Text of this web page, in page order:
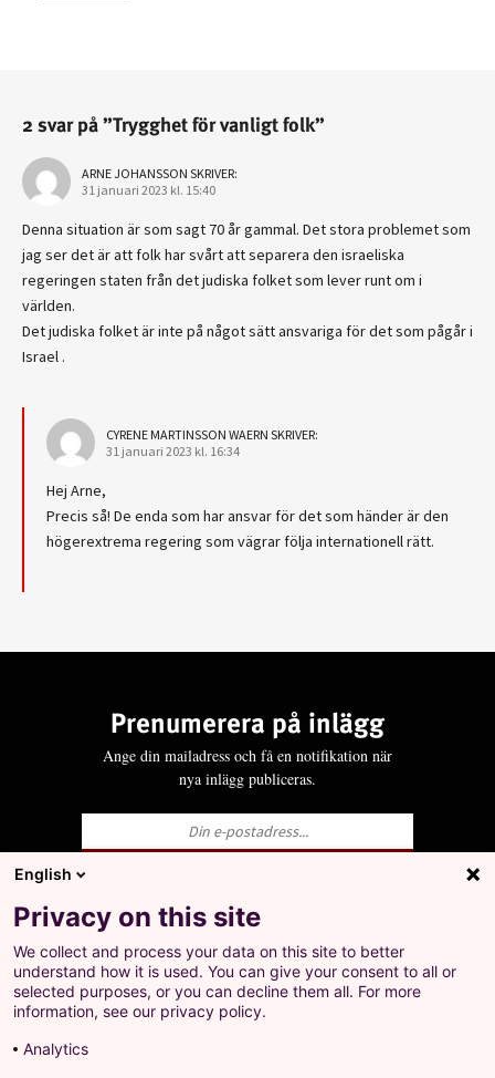
2 svar på ”Trygghet för vanligt folk”
ARNE JOHANSSON SKRIVER:
31 januari 2023 kl. 15:40
Denna situation är som sagt 70 år gammal. Det stora problemet som
jag ser det är att folk har svårt att separera den israeliska
regeringen staten från det judiska folket som lever runt om i
världen.
Det judiska folket är inte på något sätt ansvariga för det som pågår i
Israel .
CYRENE MARTINSSON WAERN SKRIVER:
31 januari 2023 kl. 16:34
Hej Arne,
Precis så! De enda som har ansvar för det som händer är den
högerextrema regering som vägrar följa internationell rätt.
Prenumerera på inlägg
Ange din mailadress och få en notifikation när
nya inlägg publiceras.
Ja, jag godkänner att LO behandlar mina
personuppgifter i enlighet med Integritets- och
personuppgiftspolicyn för LO.se.
+
Prenumerera på inlägg
Ange din mailadress och få en notifikation när nya
English
Privacy on this site
We collect and process your data on this site to better
understand how it is used. You can give your consent to all or
selected purposes, or you can decline them all. For more
information, see our privacy policy.
Analytics